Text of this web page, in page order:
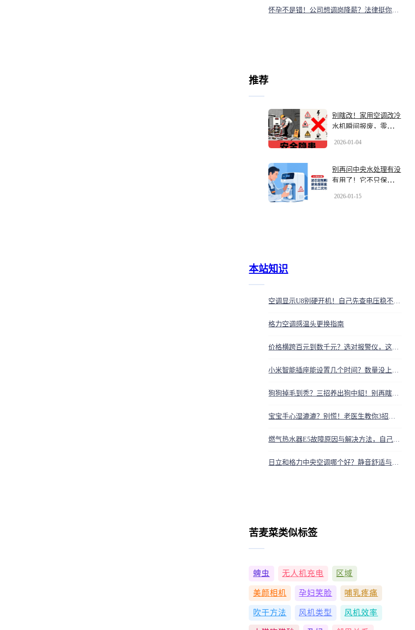
怀孕不是错！公司想调岗降薪？法律挺你，大声说不
推荐
别瞎改！家用空调改冷
水机瞬间报废，零下8
2026-01-04
别再问中央水处理有没
有用了！它不只保健
2026-01-15
本站知识
格力空调感温头更换指南
苦麦菜类似标签
蜱虫 无人机充电 区域
美颜相机 孕妇笑脸 哺乳疼痛
吹干方法 风机类型 风机效率